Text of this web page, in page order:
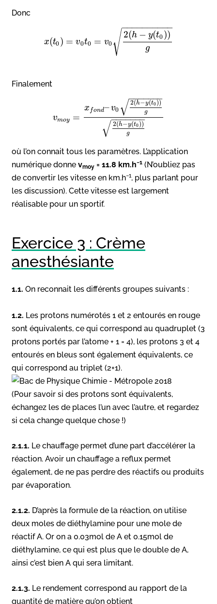
Donc
x(t0) = v0t0 = v0
2(h − y(t0))
g
− −
−−−−−−−−
√
Finalement
vmoy =
x fond–v0
2(h−y(t0))
g
− −
−−−−−
√
2(h−y(t0))
g
− −
−−−−−
√
où l’on connait tous les paramètres. L’application
numérique donne vmoy = 11.8 km.h−1 (N’oubliez pas
de convertir les vitesse en km.h−1, plus parlant pour
les discussion). Cette vitesse est largement
réalisable pour un sportif.
Exercice 3 : Crème
anesthésiante
1.1. On reconnait les différents groupes suivants :
1.2. Les protons numérotés 1 et 2 entourés en rouge
sont équivalents, ce qui correspond au quadruplet (3
protons portés par l’atome + 1 = 4), les protons 3 et 4
entourés en bleus sont également équivalents, ce
qui correspond au triplet (2+1).
(Pour savoir si des protons sont équivalents,
échangez les de places l’un avec l’autre, et regardez
si cela change quelque chose !)
2.1.1. Le chauffage permet d’une part d’accélérer la
réaction. Avoir un chauffage a reflux permet
également, de ne pas perdre des réactifs ou produits
par évaporation.
2.1.2. D’après la formule de la réaction, on utilise
deux moles de diéthylamine pour une mole de
réactif A. Or on a 0.03mol de A et 0.15mol de
diéthylamine, ce qui est plus que le double de A,
ainsi c’est bien A qui sera limitant.
2.1.3. Le rendement correspond au rapport de la
quantité de matière qu’on obtient